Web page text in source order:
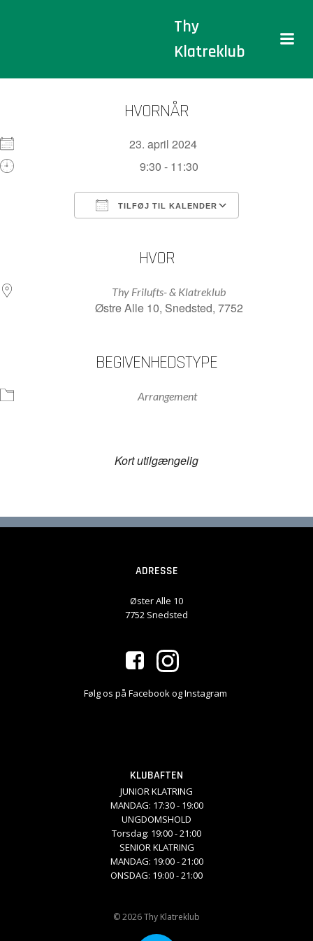
Thy
Klatreklub
HVORNÅR
23. april 2024
9:30 - 11:30
TILFØJ TIL KALENDER
HVOR
Thy Frilufts- & Klatreklub
Østre Alle 10, Snedsted, 7752
BEGIVENHEDSTYPE
Arrangement
Kort utilgængelig
ADRESSE
Øster Alle 10
7752 Snedsted
Følg os på Facebook og Instagram
KLUBAFTEN
JUNIOR KLATRING
MANDAG: 17:30 - 19:00
UNGDOMSHOLD
Torsdag: 19:00 - 21:00
SENIOR KLATRING
MANDAG: 19:00 - 21:00
ONSDAG: 19:00 - 21:00
© 2026 Thy Klatreklub